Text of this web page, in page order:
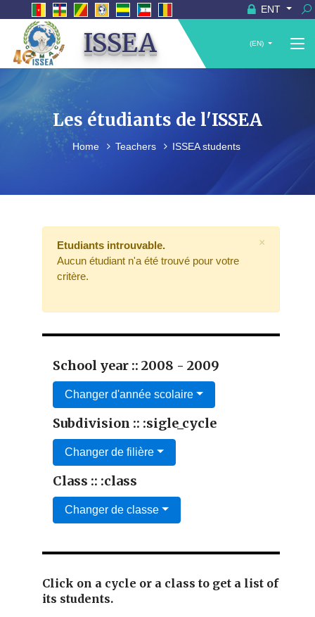
ENT
ISSEA (EN)
Les étudiants de l'ISSEA
Home Teachers ISSEA students
Etudiants introuvable.
Aucun étudiant n'a été trouvé pour votre
critère.
×
School year :: 2008 - 2009
Changer d'année scolaire
Subdivision :: :sigle_cycle
Changer de filière
Class :: :class
Changer de classe
Click on a cycle or a class to get a list of
its students.